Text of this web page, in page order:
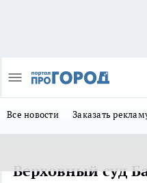
Все новости Заказать
Верховный суд